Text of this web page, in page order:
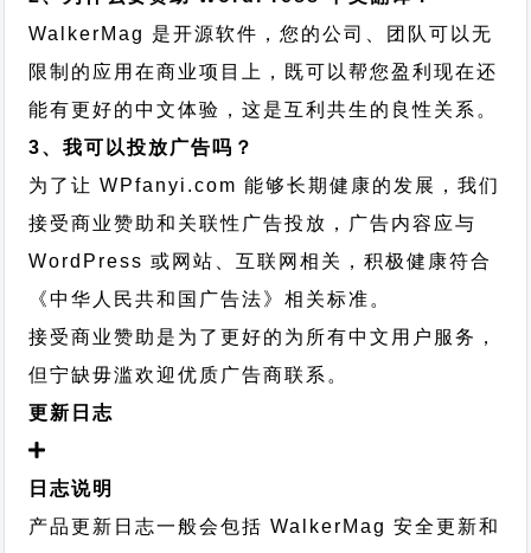
WalkerMag 是开源软件，您的公司、团队可以无
限制的应用在商业项目上，既可以帮您盈利现在还
能有更好的中文体验，这是互利共生的良性关系。
3、我可以投放广告吗？
为了让 WPfanyi.com 能够长期健康的发展，我们
接受商业赞助和关联性广告投放，广告内容应与
WordPress 或网站、互联网相关，积极健康符合
《中华人民共和国广告法》相关标准。
接受商业赞助是为了更好的为所有中文用户服务，
但宁缺毋滥欢迎优质广告商联系。
更新日志
日志说明
产品更新日志一般会包括 WalkerMag 安全更新和